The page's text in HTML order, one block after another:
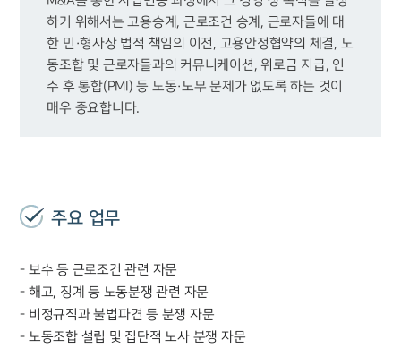
하기 위해서는 고용승계, 근로조건 승계, 근로자들에 대
한 민·형사상 법적 책임의 이전, 고용안정협약의 체결, 노
동조합 및 근로자들과의 커뮤니케이션, 위로금 지급, 인
수 후 통합(PMI) 등 노동·노무 문제가 없도록 하는 것이
매우 중요합니다.
주요 업무
- 보수 등 근로조건 관련 자문
- 해고, 징계 등 노동분쟁 관련 자문
- 비정규직과 불법파견 등 분쟁 자문
- 노동조합 설립 및 집단적 노사 분쟁 자문